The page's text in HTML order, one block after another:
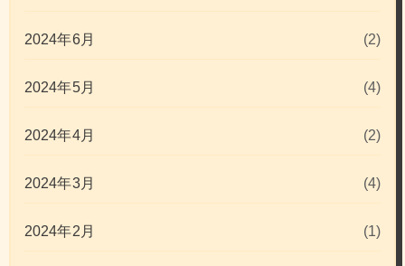
2024年6月 (2)
2024年5月 (4)
2024年4月 (2)
2024年3月 (4)
2024年2月 (1)